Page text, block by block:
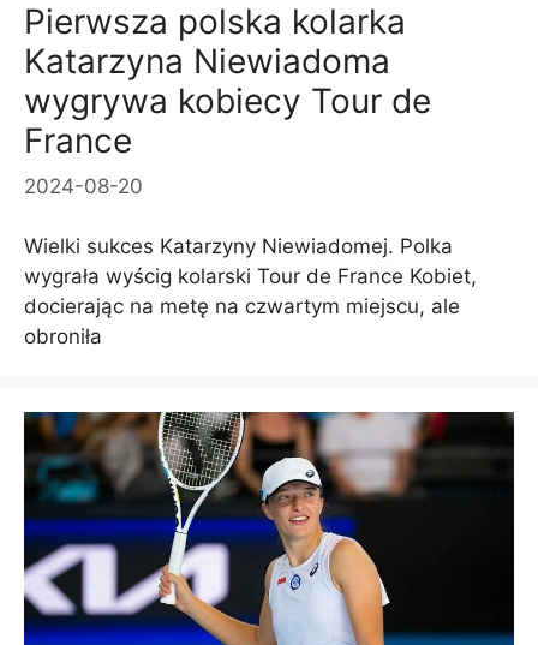
Pierwsza polska kolarka
Katarzyna Niewiadoma
wygrywa kobiecy Tour de
France
2024-08-20
Wielki sukces Katarzyny Niewiadomej. Polka
wygrała wyścig kolarski Tour de France Kobiet,
docierając na metę na czwartym miejscu, ale
obroniła